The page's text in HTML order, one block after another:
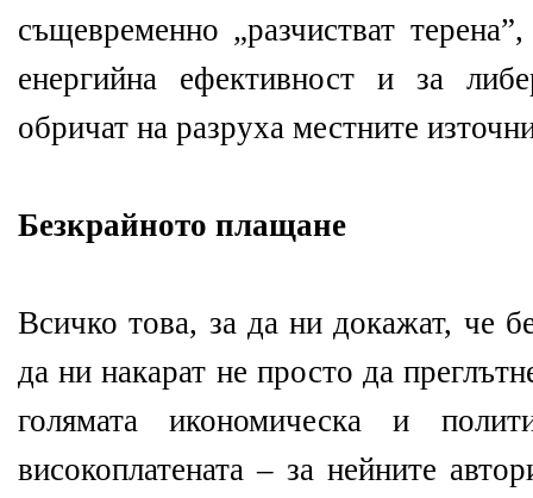
същевременно „разчистват
енергийна ефективност и за
обричат на разруха местните
Безкрайното плащане
Всичко това, за да ни докажат, че
да ни накарат не просто да
голямата икономическа и
високоплатената – за нейните